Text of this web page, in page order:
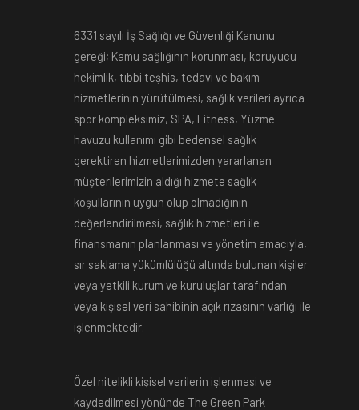
6331 sayılı İş Sağlığı ve Güvenliği Kanunu
gereği; Kamu sağlığının korunması, koruyucu
hekimlik, tıbbi teşhis, tedavi ve bakım
hizmetlerinin yürütülmesi, sağlık verileri ayrıca
spor kompleksimiz, SPA, Fitness, Yüzme
havuzu kullanımı gibi bedensel sağlık
gerektiren hizmetlerimizden yararlanan
müşterilerimizin aldığı hizmete sağlık
koşullarının uygun olup olmadığının
değerlendirilmesi, sağlık hizmetleri ile
finansmanın planlanması ve yönetim amacıyla,
sır saklama yükümlülüğü altında bulunan kişiler
veya yetkili kurum ve kuruluşlar tarafından
veya kişisel veri sahibinin açık rızasının varlığı ile
işlenmektedir.
Özel nitelikli kişisel verilerin işlenmesi ve
kaydedilmesi yönünde The Green Park